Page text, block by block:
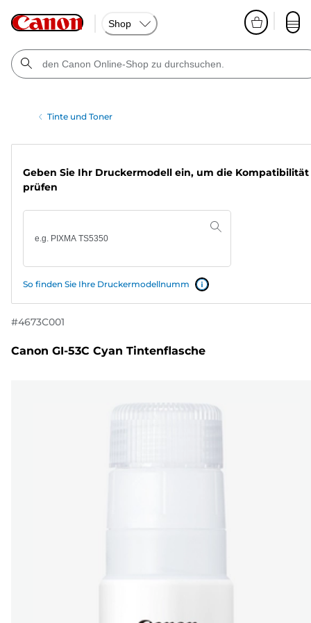
Shop
Tinte und Toner
Geben Sie Ihr Druckermodell ein, um die Kompatibilität
prüfen
So finden Sie Ihre Druckermodellnumm
#4673C001
Canon GI-53C Cyan Tintenflasche